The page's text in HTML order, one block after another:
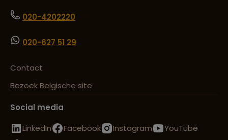
020-4202220
020-627 51 29
Contact
Bezoek Belgische site
Social media
LinkedIn
Facebook Instagram
YouTube